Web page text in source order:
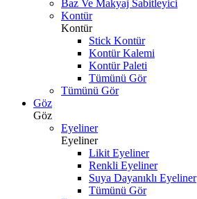
Baz Ve Makyaj Sabitleyici
Kontür
Kontür
Stick Kontür
Kontür Kalemi
Kontür Paleti
Tümünü Gör
Tümünü Gör
Göz
Göz
Eyeliner
Eyeliner
Likit Eyeliner
Renkli Eyeliner
Suya Dayanıklı Eyeliner
Tümünü Gör